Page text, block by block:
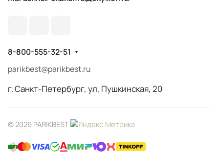
8-800-555-32-51
parikbest@parikbest.ru
г. Санкт-Петербург, ул, Пушкинская, 20
© 2026 PARIKBEST